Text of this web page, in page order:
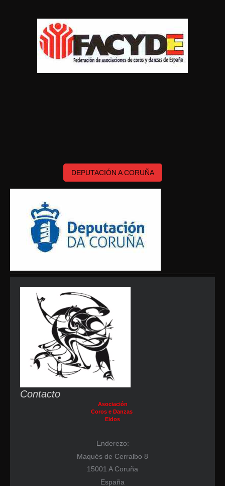
DEPUTACIÓN A CORUÑA
Contacto
Asociación
Coros e Danzas
Eidos
Enderezo:
Maqués de Cerralbo 8
15001 A Coruña
España